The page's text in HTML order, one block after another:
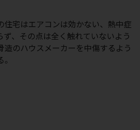
住宅はエアコンは効かない、熱中症
ず、その点は全く触れていないよう
造のハウスメーカーを中傷するよう